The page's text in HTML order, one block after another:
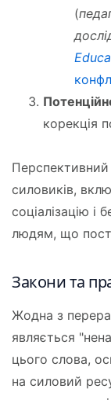
(
корекція
Перспективний
силовиків,
соціалізацію і
людям, що
Закони та
Жодна з
являється
цього слова,
на силовий